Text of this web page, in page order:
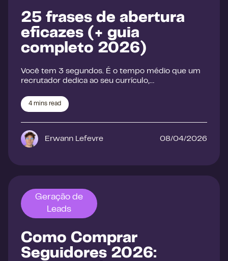
25 frases de abertura
eficazes (+ guia
completo 2026)
Você tem 3 segundos. É o tempo médio que um
recrutador dedica ao seu currículo,…
4 mins read
Erwann Lefevre 08/04/2026
Geração de
Leads
Como Comprar
Seguidores 2026: